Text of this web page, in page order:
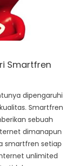
Smartfren
dipengaruhi
Smartfren
sebuah
dimanapun
smartfren setiap
unlimited